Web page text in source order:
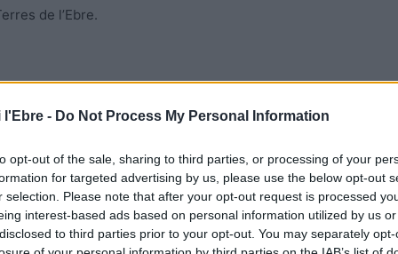
l'Ebre - Do Not Process My Personal Information
opt-out of the sale, sharing to third parties, or processing of your
for targeted advertising by us, please use the below opt-out
selection. Please note that after your opt-out request is processed
interest-based ads based on personal information utilized by us
to third parties prior to your opt-out. You may separately
de l’Ebre.
Article següent
El Departament d’Agricultura impulsa tallers adreçats